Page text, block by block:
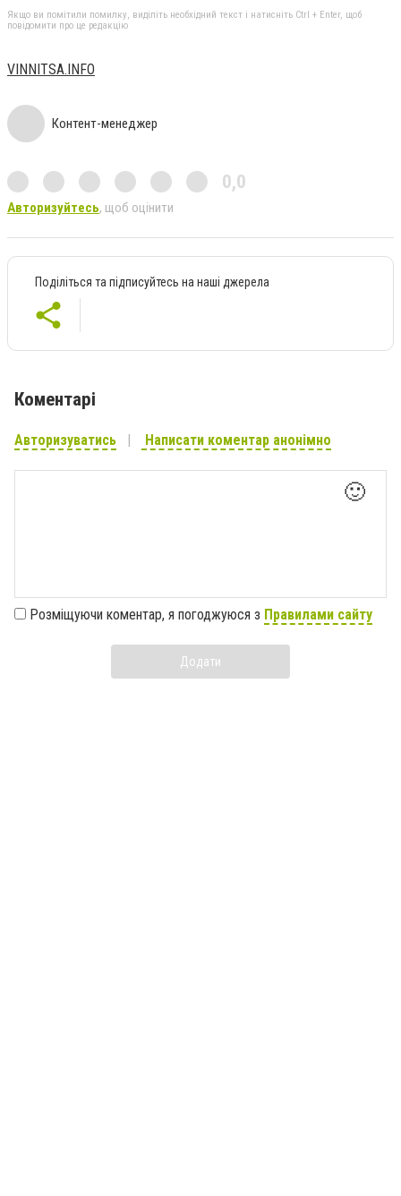
Якщо ви помітили помилку, виділіть необхідний текст і натисніть Ctrl + Enter, щоб
повідомити про це редакцію
VINNITSA.INFO
Контент-менеджер
0,0
Авторизуйтесь, щоб оцінити
Поділіться та підписуйтесь на наші джерела
Коментарі
Авторизуватись Написати коментар анонімно
🙂
Розміщуючи коментар, я погоджуюся з Правилами сайту
Додати